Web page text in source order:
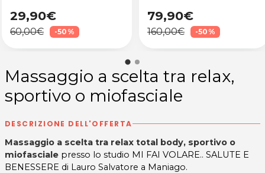
29,90€
60,00€ -50%
79,90€
160,00€ -50%
Massaggio a scelta tra relax,
sportivo o miofasciale
DESCRIZIONE DELL'OFFERTA
Massaggio a scelta tra relax total body, sportivo o
miofasciale presso lo studio MI FAI VOLARE.. SALUTE E
BENESSERE di Lauro Salvatore a Maniago.